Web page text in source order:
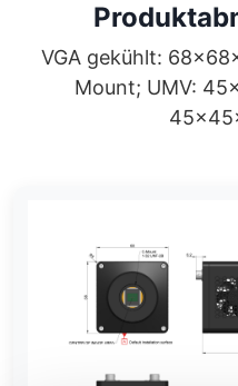
VGA gekühlt:
Mount; UMV: